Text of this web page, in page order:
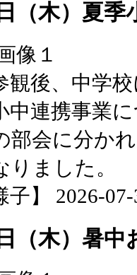
（木）夏季
観後、中学
中連携事業
部会に分か
りました。
子】 2026-
（木）暑